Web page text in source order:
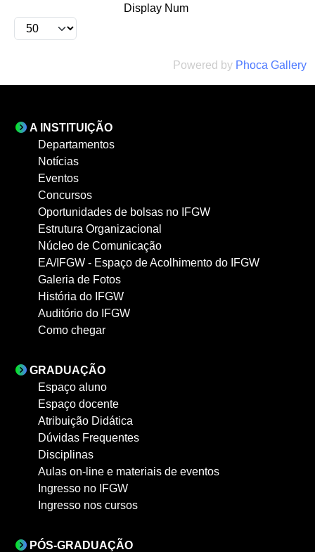
Display Num
Powered by Phoca Gallery
A INSTITUIÇÃO
Departamentos
Notícias
Eventos
Concursos
Oportunidades de bolsas no IFGW
Estrutura Organizacional
Núcleo de Comunicação
EA/IFGW - Espaço de Acolhimento do IFGW
Galeria de Fotos
História do IFGW
Auditório do IFGW
Como chegar
GRADUAÇÃO
Espaço aluno
Espaço docente
Atribuição Didática
Dúvidas Frequentes
Disciplinas
Aulas on-line e materiais de eventos
Ingresso no IFGW
Ingresso nos cursos
PÓS-GRADUAÇÃO